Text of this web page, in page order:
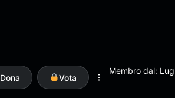
Dona Vota
Membro dal: